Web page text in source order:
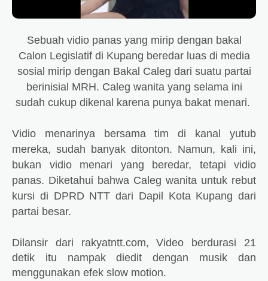
Sebuah vidio panas yang mirip dengan bakal
Calon Legislatif di Kupang beredar luas di media
sosial mirip dengan Bakal Caleg dari suatu partai
berinisial MRH. Caleg wanita yang selama ini
sudah cukup dikenal karena punya bakat menari.
Vidio menarinya bersama tim di kanal yutub
mereka, sudah banyak ditonton. Namun, kali ini,
bukan vidio menari yang beredar, tetapi vidio
panas. Diketahui bahwa Caleg wanita untuk rebut
kursi di DPRD NTT dari Dapil Kota Kupang dari
partai besar.
Dilansir dari rakyatntt.com, Video berdurasi 21
detik itu nampak diedit dengan musik dan
menggunakan efek slow motion.